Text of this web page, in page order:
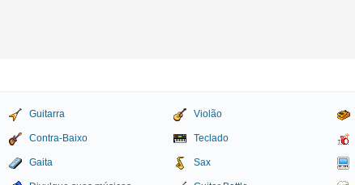
Guitarra Violão
Contra-Baixo Teclado
Gaita Sax